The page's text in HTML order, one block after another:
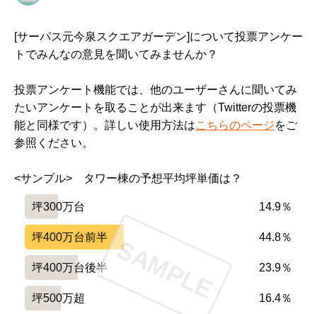
[サーパス元今泉スクエアガーデン]について投票アンケー
トでみんなの意見を聞いてみませんか？
投票アンケート機能では、他のユーザーさんに聞いてみ
たいアンケートを取ることが出来ます（Twitterの投票機
能と同様です）。詳しい使用方法はこちらのページをご
参照ください。
<サンプル>　タワー棟の予想平均坪単価は？
坪300万台 14.9％
坪400万台前半 44.8％
坪400万台後半 23.9％
坪500万超 16.4％
SAMPLE